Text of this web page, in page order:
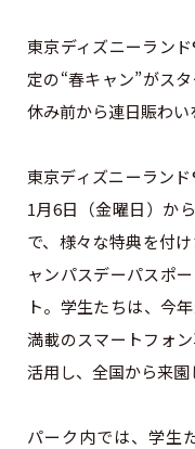
東京ディズニーラン
定の“春キャン”がス
休み前から連日賑わい
東京ディズニーラン
1月6日（金曜日）か
で、様々な特典を付
ャンパスデーパスポ
ト。学生たちは、今
満載のスマートフォ
活用し、全国から来園
パーク内では、学生